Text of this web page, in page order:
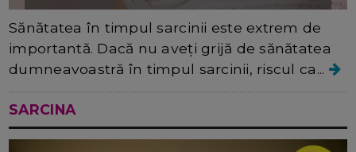
Sănătatea în timpul sarcinii este extrem de
importantă. Dacă nu aveți grijă de sănătatea
dumneavoastră în timpul sarcinii, riscul ca...
SARCINA